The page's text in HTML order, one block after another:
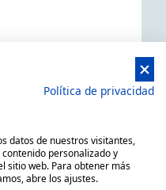
Política de privacidad
datos de nuestros visitantes,
personalizado y
sitio web. Para obtener más
abre los ajustes.